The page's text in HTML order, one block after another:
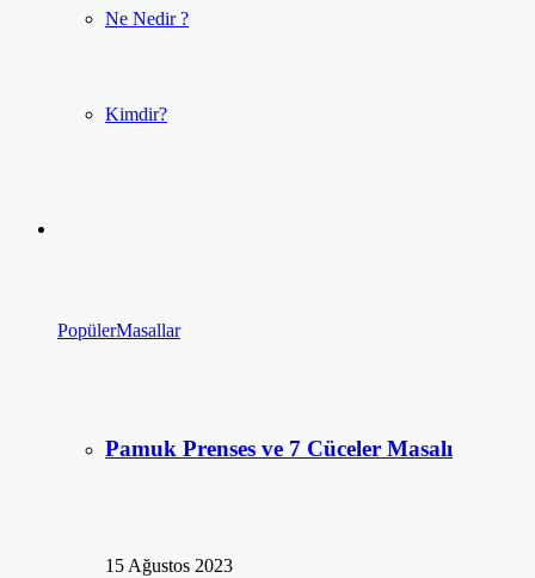
Ne Nedir ?
Kimdir?
PopülerMasallar
Pamuk Prenses ve 7 Cüceler Masalı
15 Ağustos 2023